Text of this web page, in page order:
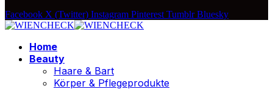
Facebook X (Twitter) Instagram Pinterest Tumblr Bluesky
Home
Beauty
Haare & Bart
Körper & Pflegeprodukte